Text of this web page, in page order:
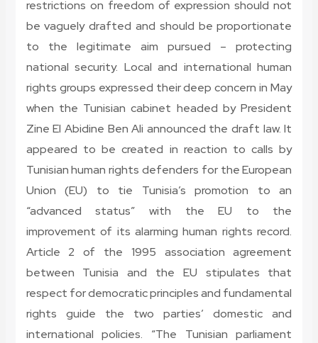
restrictions on freedom of expression should not
be vaguely drafted and should be proportionate
to the legitimate aim pursued – protecting
national security. Local and international human
rights groups expressed their deep concern in May
when the Tunisian cabinet headed by President
Zine El Abidine Ben Ali announced the draft law. It
appeared to be created in reaction to calls by
Tunisian human rights defenders for the European
Union (EU) to tie Tunisia’s promotion to an
“advanced status” with the EU to the
improvement of its alarming human rights record.
Article 2 of the 1995 association agreement
between Tunisia and the EU stipulates that
respect for democratic principles and fundamental
rights guide the two parties’ domestic and
international policies. “The Tunisian parliament